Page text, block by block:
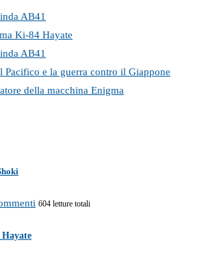
AB41
Ki-84 Hayate
AB41
Pacifico e la guerra contro il Giappone
della macchina Enigma
604 letture totali